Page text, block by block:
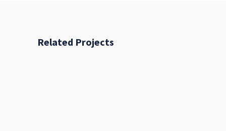
Related Projects